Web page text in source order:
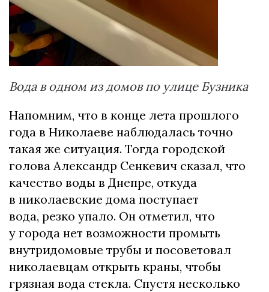
Вода в одном из домов по улице Бузника
Напомним, что в конце лета прошлого
года в Николаеве наблюдалась точно
такая же ситуация. Тогда городской
голова Александр Сенкевич сказал, что
качество воды в Днепре, откуда
в николаевские дома поступает
вода, резко упало. Он отметил, что
у города нет возможности промыть
внутридомовые трубы и посоветовал
николаевцам открыть краны, чтобы
грязная вода стекла. Спустя несколько